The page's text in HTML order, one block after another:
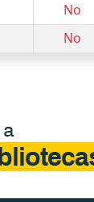
No
No